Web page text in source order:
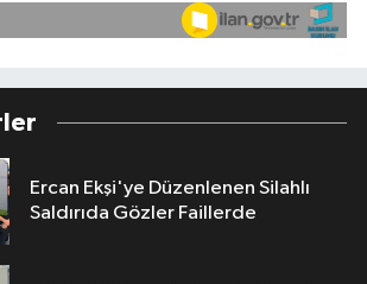
Ercan Ekşi'ye Düzenlenen Silahlı
Saldırıda Gözler Faillerde